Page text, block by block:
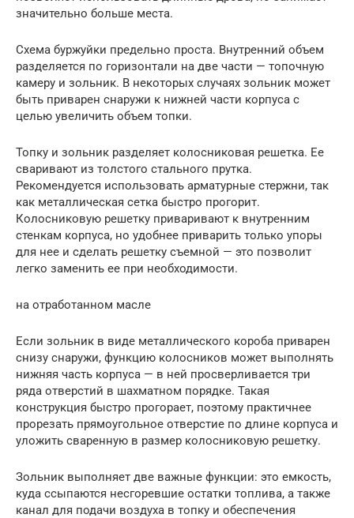
значительно больше места.
Схема буржуйки предельно проста. Внутренний объем
разделяется по горизонтали на две части — топочную
камеру и зольник. В некоторых случаях зольник может
быть приварен снаружи к нижней части корпуса с
целью увеличить объем топки.
Топку и зольник разделяет колосниковая решетка. Ее
сваривают из толстого стального прутка.
Рекомендуется использовать арматурные стержни, так
как металлическая сетка быстро прогорит.
Колосниковую решетку приваривают к внутренним
стенкам корпуса, но удобнее приварить только упоры
для нее и сделать решетку съемной — это позволит
легко заменить ее при необходимости.
на отработанном масле
Если зольник в виде металлического короба приварен
снизу снаружи, функцию колосников может выполнять
нижняя часть корпуса — в ней просверливается три
ряда отверстий в шахматном порядке. Такая
конструкция быстро прогорает, поэтому практичнее
прорезать прямоугольное отверстие по длине корпуса и
уложить сваренную в размер колосниковую решетку.
Зольник выполняет две важные функции: это емкость,
куда ссыпаются несгоревшие остатки топлива, а также
канал для подачи воздуха в топку и обеспечения